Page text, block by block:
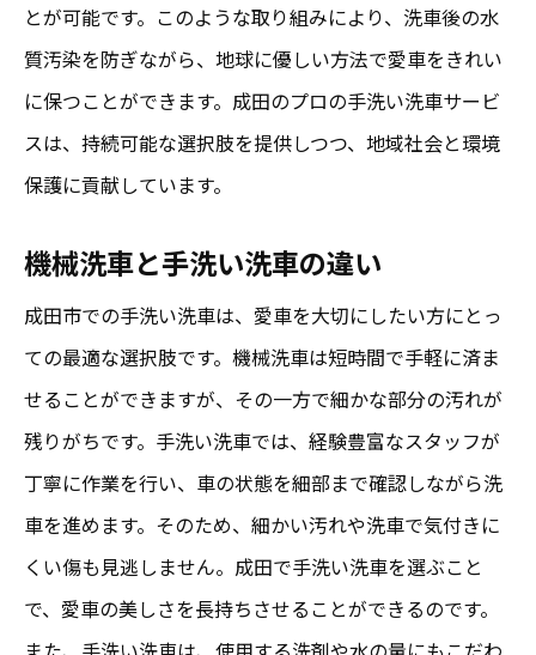
とが可能です。このような取り組みにより、洗車後の水
質汚染を防ぎながら、地球に優しい方法で愛車をきれい
に保つことができます。成田のプロの手洗い洗車サービ
スは、持続可能な選択肢を提供しつつ、地域社会と環境
保護に貢献しています。
機械洗車と手洗い洗車の違い
成田市での手洗い洗車は、愛車を大切にしたい方にとっ
ての最適な選択肢です。機械洗車は短時間で手軽に済ま
せることができますが、その一方で細かな部分の汚れが
残りがちです。手洗い洗車では、経験豊富なスタッフが
丁寧に作業を行い、車の状態を細部まで確認しながら洗
車を進めます。そのため、細かい汚れや洗車で気付きに
くい傷も見逃しません。成田で手洗い洗車を選ぶこと
で、愛車の美しさを長持ちさせることができるのです。